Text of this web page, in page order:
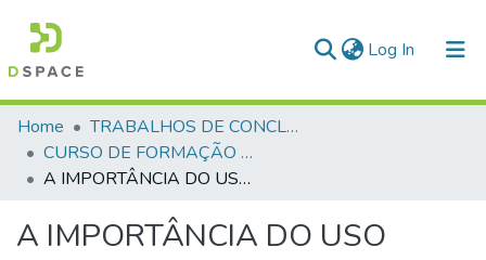
Log In (current)
Communities & Collections
All of DSpace
Home
TRABALHOS DE CONCLUSÃO DE CURSO - CFP (CURSO DE FORMAÇÃO DE PRAÇAS)
CURSO DE FORMAÇÃO DE PRAÇAS - CFP - 2024
A IMPORTÂNCIA DO USO SELETIVO DA FORÇA PARA A ABORDAGEM POLICIAL NA PERCEPÇÃO DOS MILITARES DA CAPM
A IMPORTÂNCIA DO USO